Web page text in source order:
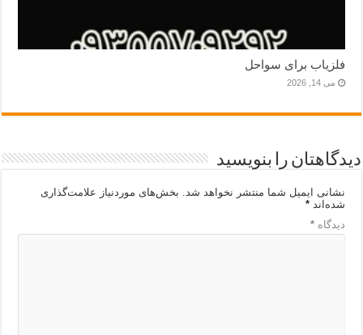
فلزیاب برای سواحل
می 14, 2026
دیدگاهتان را بنویسید
نشانی ایمیل شما منتشر نخواهد شد.
بخش‌های موردنیاز علامت‌گذاری
شده‌اند*
دیدگاه*